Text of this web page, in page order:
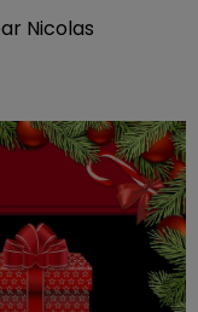
Nicolas